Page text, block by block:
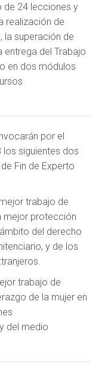
de 24 lecciones y
realización de
la superación de
entrega del Trabajo
en dos módulos
por el
los siguientes dos
Fin de Experto
trabajo de
mejor protección
del derecho
y de los
trabajo de
de la mujer en
del medio